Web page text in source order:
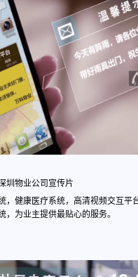
圳物业公司宣传片
健康医疗系统，高清视频交互
，为业主提供最贴心的服务。